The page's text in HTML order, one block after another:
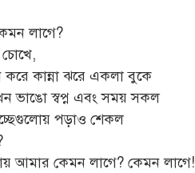
লাগে?
কান্না ঝরে একলা বুকে
ভাঙো স্বপ্ন এবং সময় সকল
পড়াও শেকল
আমার কেমন লাগে? কেমন লাগে!